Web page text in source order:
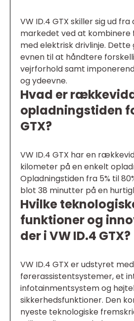
VW ID.4 GTX skiller sig ud
markedet ved at
med elektrisk drivlinje. Dette
evnen til at håndtere
vejrforhold samt
og ydeevne.
Hvad er
opladningstiden
GTX?
VW ID.4 GTX har en
kilometer på en enkelt
Opladningstiden fra 5% til
blot 38 minutter på en
Hvilke
funktioner og
der i VW ID.4 GTX?
VW ID.4 GTX er udstyret
førerassistentsystemer, et
infotainmentsystem og
sikkerhedsfunktioner. Den
nyeste teknologiske